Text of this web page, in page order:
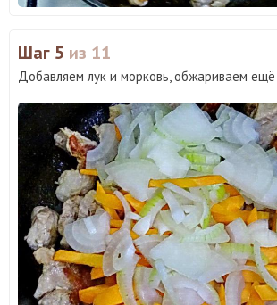
Шаг 5 из 11
Добавляем лук и морковь, обжариваем